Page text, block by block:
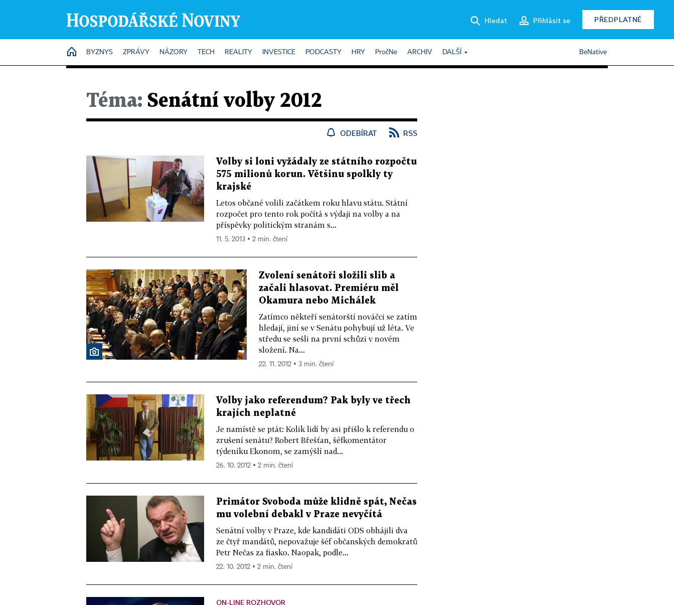
Hledat Přihlásit se PŘEDPLATNÉ
HOME
BYZNYS ZPRÁVY NÁZORY TECH REALITY INVESTICE PODCASTY HRY PročNe ARCHIV DALŠÍ BeNative
Téma: Senátní volby 2012
ODEBÍRAT RSS
Volby si loni vyžádaly ze státního rozpočtu
575 milionů korun. Většinu spolkly ty
krajské
Letos občané volili začátkem roku hlavu státu. Státní
rozpočet pro tento rok počítá s výdaji na volby a na
příspěvky politickým stranám s...
11. 5. 2013 ▪ 2 min. čtení
Zvolení senátoři složili slib a
začali hlasovat. Premiéru měl
Okamura nebo Michálek
Zatímco někteří senátorští nováčci se zatím
hledají, jiní se v Senátu pohybují už léta. Ve
středu se sešli na první schůzi v novém
složení. Na...
22. 11. 2012 ▪ 3 min. čtení
Volby jako referendum? Pak byly ve třech
krajích neplatné
Je namístě se ptát: Kolik lidí by asi přišlo k referendu o
zrušení senátu? Robert Břešťan, šéfkomentátor
týdeníku Ekonom, se zamýšlí nad...
26. 10. 2012 ▪ 2 min. čtení
Primátor Svoboda může klidně spát, Nečas
mu volební debakl v Praze nevyčítá
Senátní volby v Praze, kde kandidáti ODS obhájili dva
ze čtyř mandátů, nepovažuje šéf občanských demokratů
Petr Nečas za fiasko. Naopak, podle...
22. 10. 2012 ▪ 2 min. čtení
ON-LINE ROZHOVOR